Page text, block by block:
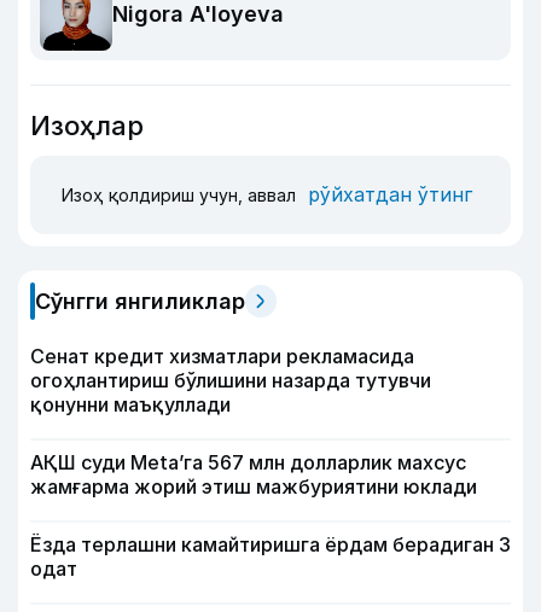
Nigora A'loyeva
Изоҳлар
Изоҳ қолдириш учун, аввал рўйхатдан ўтинг
Сўнгги янгиликлар
Сенат кредит хизматлари рекламасида
огоҳлантириш бўлишини назарда тутувчи
қонунни маъқуллади
АҚШ суди Meta’га 567 млн долларлик махсус
жамғарма жорий этиш мажбуриятини юклади
Ёзда терлашни камайтиришга ёрдам берадиган 3
одат